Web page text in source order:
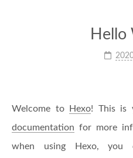
Hello
Welcome to Hexo! This is
documentation for more
when using Hexo,